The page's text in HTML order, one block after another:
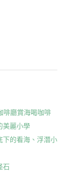
啡廳賞海喝咖啡
美麗小學
下的看海、浮潛小
石